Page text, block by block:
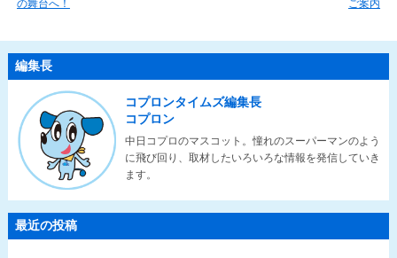
の舞台へ！
ご案内
編集長
コプロンタイムズ編集長
コプロン
中日コプロのマスコット。憧れのスーパーマンのよう
に飛び回り、取材したいろいろな情報を発信していき
ます。
最近の投稿